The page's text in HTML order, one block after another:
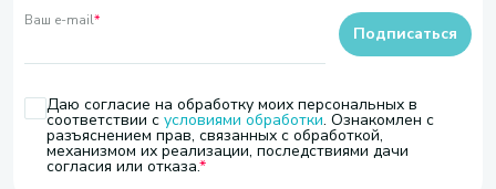
Ваш e-mail*
Даю согласие на обработку моих персональных в
соответствии с условиями обработки. Ознакомлен с
разъяснением прав, связанных с обработкой,
механизмом их реализации, последствиями дачи
согласия или отказа.
Подписаться